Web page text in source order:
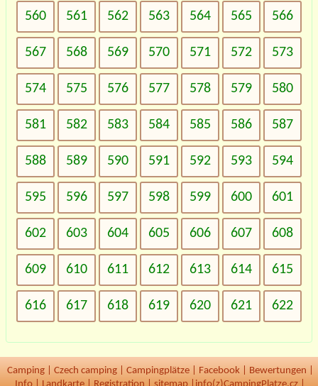
560 561 562 563 564 565 566
567 568 569 570 571 572 573
574 575 576 577 578 579 580
581 582 583 584 585 586 587
588 589 590 591 592 593 594
595 596 597 598 599 600 601
602 603 604 605 606 607 608
609 610 611 612 613 614 615
616 617 618 619 620 621 622
Camping Czech camping Campingplätze Facebook Bewertungen